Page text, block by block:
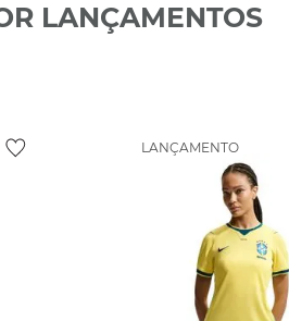
LANÇAMENTOS
LANÇAMENTO